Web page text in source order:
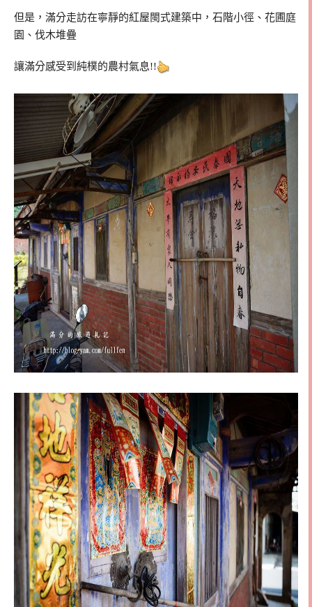
但是，滿分走訪在寧靜的紅屋閩式建築中，石階小徑、花圃庭
園、伐木堆疊
讓滿分感受到純樸的農村氣息!!